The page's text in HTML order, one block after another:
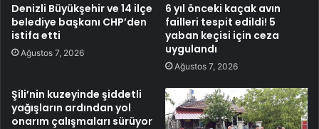
Denizli Büyükşehir ve 14 ilçe
belediye başkanı CHP’den
istifa etti
Ağustos 7, 2026
6 yıl önceki kaçak avın
failleri tespit edildi! 5
yaban keçisi için ceza
uygulandı
Ağustos 7, 2026
Şili’nin kuzeyinde şiddetli
yağışların ardından yol
onarım çalışmaları sürüyor